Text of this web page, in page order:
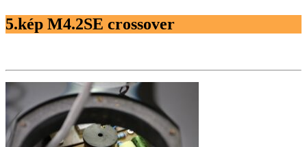
5.kép M4.2SE crossover